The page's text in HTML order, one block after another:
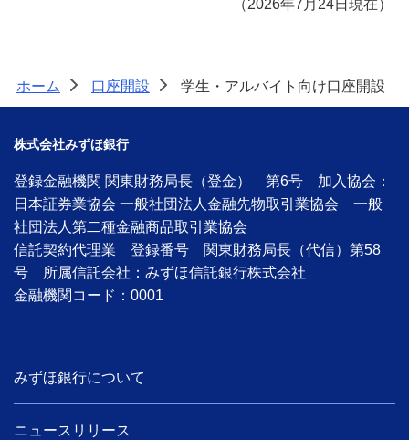
（2026年7月24日現在）
ホーム > 口座開設 > 学生・アルバイト向け口座開設
株式会社みずほ銀行
登録金融機関 関東財務局長（登金） 第6号 加入協会：
日本証券業協会 一般社団法人金融先物取引業協会 一般
社団法人第二種金融商品取引業協会
信託契約代理業 登録番号 関東財務局長（代信）第58
号 所属信託会社：みずほ信託銀行株式会社
金融機関コード：0001
みずほ銀行について
ニュースリリース